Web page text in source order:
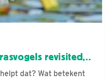
revisited,..
dat? Wat betekent